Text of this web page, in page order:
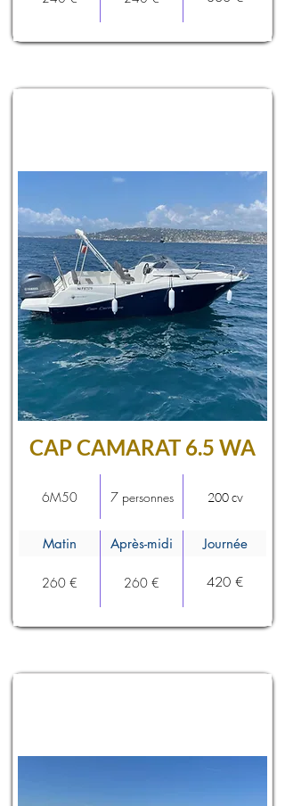
CAP CAMARAT 6.5 WA
6M50 7 personnes 200 cv
Matin Après-midi Journée
260 € 260 € 420 €